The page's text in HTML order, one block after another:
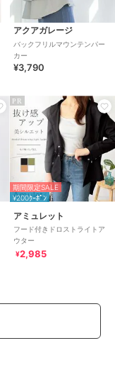
アクアガレージ
バックフリルマウンテンパー
カー
¥3,790
PR
期間限定SALE
¥200ｸｰﾎﾟﾝ
アミュレット
フード付きドロストライトア
ウター
¥2,985